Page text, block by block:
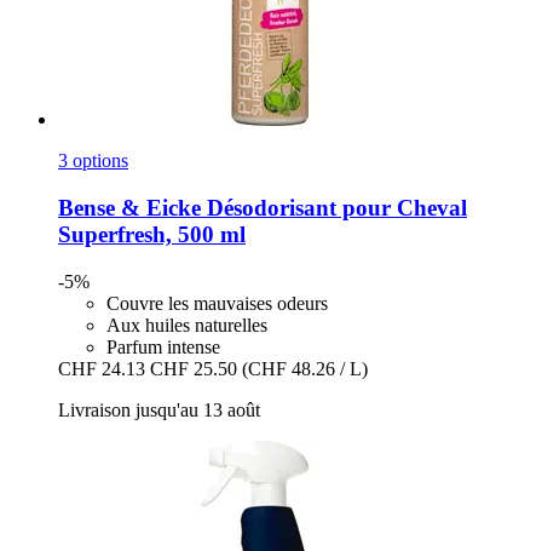
3 options
Bense & Eicke Désodorisant pour Cheval
Superfresh, 500 ml
-5%
Couvre les mauvaises odeurs
Aux huiles naturelles
Parfum intense
CHF 24.13 CHF 25.50 (CHF 48.26 / L)
Livraison jusqu'au 13 août